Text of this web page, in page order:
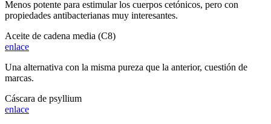
Menos potente para estimular los cuerpos cetónicos, pero con
propiedades antibacterianas muy interesantes.
Aceite de cadena media (C8)
enlace
Una alternativa con la misma pureza que la anterior, cuestión de
marcas.
Cáscara de psyllium
enlace